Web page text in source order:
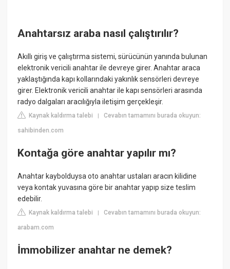
Anahtarsız araba nasıl çalıştırılır?
Akıllı giriş ve çalıştırma sistemi, sürücünün yanında bulunan
elektronik vericili anahtar ile devreye girer. Anahtar araca
yaklaştığında kapı kollarındaki yakınlık sensörleri devreye
girer. Elektronik vericili anahtar ile kapı sensörleri arasında
radyo dalgaları aracılığıyla iletişim gerçekleşir.
Kaynak kaldırma talebi |Cevabın tamamını burada okuyun:
sahibinden.com
Kontağa göre anahtar yapılır mı?
Anahtar kaybolduysa oto anahtar ustaları aracın kilidine
veya kontak yuvasına göre bir anahtar yapıp size teslim
edebilir.
Kaynak kaldırma talebi |Cevabın tamamını burada okuyun:
arabam.com
İmmobilizer anahtar ne demek?